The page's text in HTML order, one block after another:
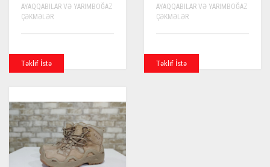
AYAQQABILAR VƏ YARIMBOĞAZ
ÇƏKMƏLƏR
Təklif İstə
AYAQQABILAR VƏ YARIMBOĞAZ
ÇƏKMƏLƏR
Təklif İstə